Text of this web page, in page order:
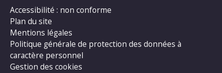
Accessibilité : non conforme
Plan du site
Mentions légales
Politique générale de protection des données à
caractère personnel
Gestion des cookies